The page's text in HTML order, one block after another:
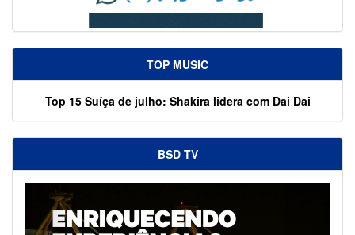
TOP MUSIC
Top 15 Suíça de julho: Shakira lidera com Dai Dai
BSD TV